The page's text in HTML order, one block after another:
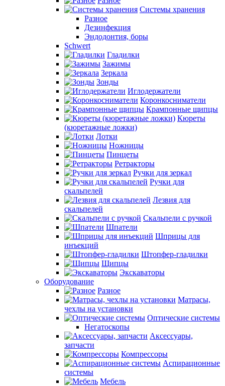
Системы хранения
Разное
Дезинфекция
Эндодонтия, боры
Schwert
Гладилки
Зажимы
Зеркала
Зонды
Иглодержатели
Коронкосниматели
Крампонные щипцы
Кюреты
(кюретажные ложки)
Лотки
Ножницы
Пинцеты
Ретракторы
Ручки для зеркал
Ручки для
скальпелей
Лезвия для
скальпелей
Скальпели с ручкой
Шпатели
Шприцы для
инъекций
Штопфер-гладилки
Щипцы
Экскаваторы
Оборудование
Разное
Матрасы,
чехлы на установки
Оптические системы
Негатоскопы
Аксессуары,
запчасти
Компрессоры
Аспирационные
системы
Мебель